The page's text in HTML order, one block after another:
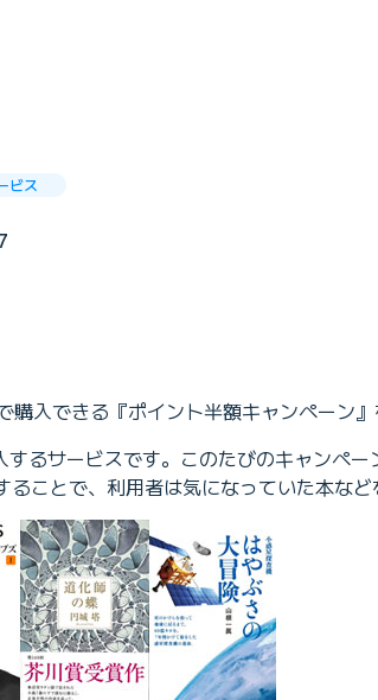
ビス
入できる『ポイント半額キャンペーン』
るサービスです。このたびのキャンペ
ことで、利用者は気になっていた本など